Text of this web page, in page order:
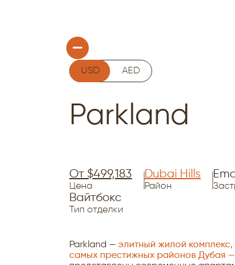
USD AED
Parkland
От $499,183
Цена
Dubai Hills
Район
Вайтбокс
Тип отделки
Parkland —элитный жилой
самых престижных районов Дубая